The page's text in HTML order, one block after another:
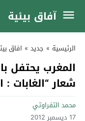
آفاق بيئية
الرئيسية » جديد » افاق
المغرب يحتفل
شعار “الغابات
محمد التفراوتي
17 ديسمبر 2012